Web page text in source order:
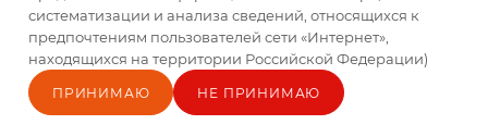
положение, данные о провайдере и иное), об
активности Пользователя при использовании Сайта,
cookies, об информации об ошибках, выдаваемых
Пользователю, распоряжаться статистической
систематизации и анализа сведений, относящихся к
предпочтениям пользователей сети «Интернет»,
находящихся на территории Российской Федерации)
ПРИНИМАЮ
НЕ ПРИНИМАЮ
Главная
Каталог Кабинет Блог